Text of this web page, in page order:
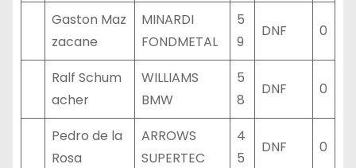
Gaston Maz
zacane
MINARDI
FONDMETAL
5
9
DNF 0
Ralf Schum
acher
WILLIAMS
BMW
5
8
DNF 0
Pedro de la
Rosa
ARROWS
SUPERTEC
4
5
DNF 0